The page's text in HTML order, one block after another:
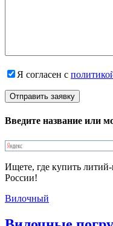
Я согласен с
Введите название или
Ищете, где купить
России!
Вилочный